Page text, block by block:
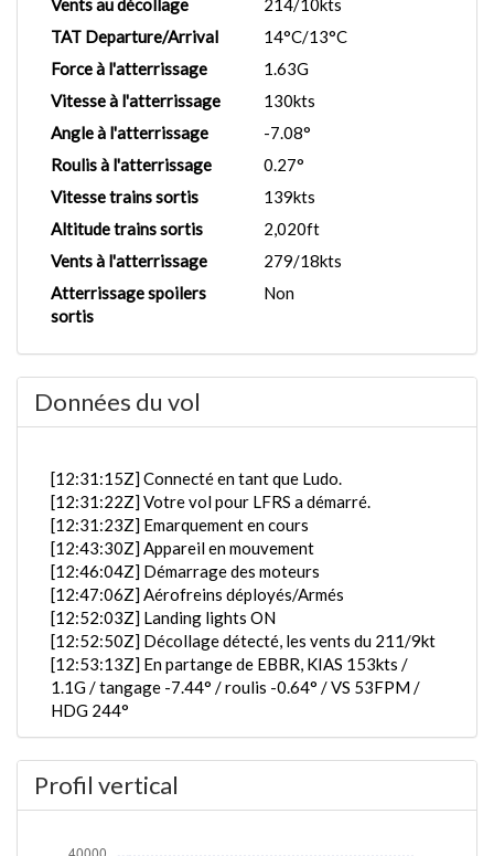
Vents au décollage
214/10kts
TAT Departure/Arrival
14°C/13°C
Force à l'atterrissage
1.63G
Vitesse à l'atterrissage
130kts
Angle à l'atterrissage
-7.08°
Roulis à l'atterrissage
0.27°
Vitesse trains sortis
139kts
Altitude trains sortis
2,020ft
Vents à l'atterrissage
279/18kts
Atterrissage spoilers
sortis
Non
Données du vol
[12:31:15Z] Connecté en tant que Ludo.
[12:31:22Z] Votre vol pour LFRS a démarré.
[12:31:23Z] Emarquement en cours
[12:43:30Z] Appareil en mouvement
[12:46:04Z] Démarrage des moteurs
[12:47:06Z] Aérofreins déployés/Armés
[12:52:03Z] Landing lights ON
[12:52:50Z] Décollage détecté, les vents du 211/9kt
[12:53:13Z] En partange de EBBR, KIAS 153kts /
1.1G / tangage -7.44° / roulis -0.64° / VS 53FPM /
HDG 244°
[12:53:17Z] trains rentrés / KIAS 164kts / GS 159kts
/ ALT 150ft
[12:53:36Z] L'appareil en montée / KIAS 169kts / GS
[12:54:42Z] Spoilers RETRACTED , KIAS 219kts /
Profil vertical